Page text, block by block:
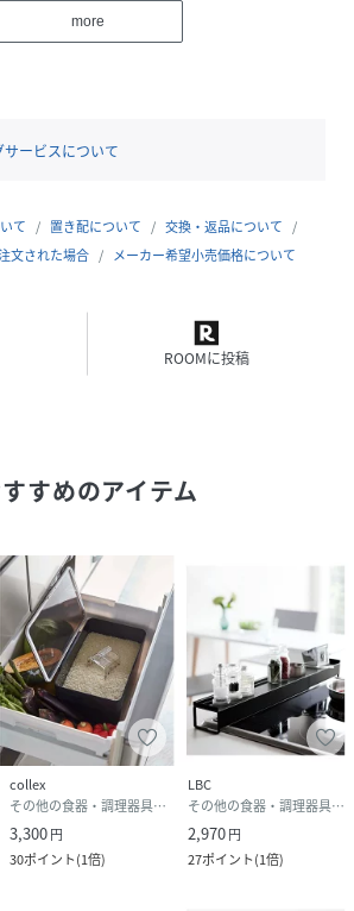
蔵庫にスッキリ収納！
ごとに12分割。
ら2つキャップを開けるだけ。
板はすべて分解して洗えるので衛生的で
ブの米びつとして使っても便利です。
の大幅な値上げにより価格改定をさせて
から本品番へ変更となってお
う、お願い申し上げます。
せ＞
more
ービスについて
て 置き配について
交換・返品について
文された場合
メーカー希望小売価格について
ROOMに投稿
すめのアイテム
collex
その他の食器・調理器具・キッチン用品
3,300円
30ポイント(1倍)
LBC
その他の食器・調理器具・キッチン用品
2,970円
27ポイント(1倍)